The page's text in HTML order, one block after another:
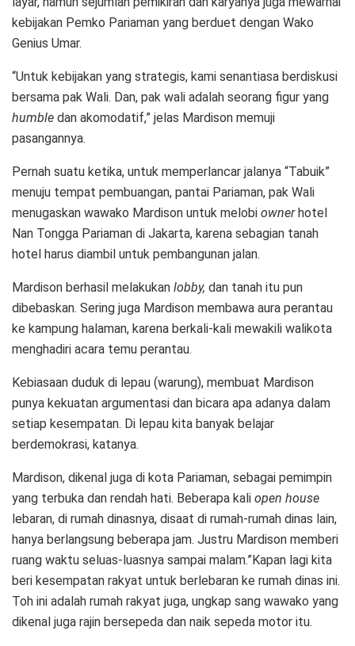
kebijakan Pemko Pariaman yang berduet dengan Wako
Genius Umar.
“Untuk kebijakan yang strategis, kami senantiasa berdiskusi
bersama pak Wali. Dan, pak wali adalah seorang figur yang
humble dan akomodatif,” jelas Mardison memuji
pasangannya.
Pernah suatu ketika, untuk memperlancar jalanya “Tabuik”
menuju tempat pembuangan, pantai Pariaman, pak Wali
menugaskan wawako Mardison untuk melobi ownerhotel
Nan Tongga Pariaman di Jakarta, karena sebagian tanah
hotel harus diambil untuk pembangunan jalan.
Mardison berhasil melakukan lobby, dan tanah itu pun
dibebaskan. Sering juga Mardison membawa aura perantau
ke kampung halaman, karena berkali-kali mewakili walikota
menghadiri acara temu perantau.
Kebiasaan duduk di lepau (warung), membuat Mardison
punya kekuatan argumentasi dan bicara apa adanya dalam
setiap kesempatan. Di lepau kita banyak belajar
berdemokrasi, katanya.
Mardison, dikenal juga di kota Pariaman, sebagai pemimpin
yang terbuka dan rendah hati. Beberapa kali open house
lebaran, di rumah dinasnya, disaat di rumah-rumah dinas lain,
hanya berlangsung beberapa jam. Justru Mardison memberi
ruang waktu seluas-luasnya sampai malam.”Kapan lagi kita
beri kesempatan rakyat untuk berlebaran ke rumah dinas ini.
Toh ini adalah rumah rakyat juga, ungkap sang wawako yang
dikenal juga rajin bersepeda dan naik sepeda motor itu.